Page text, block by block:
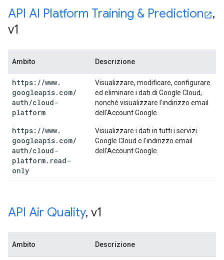
API AI Platform Training & Prediction
,
v1
Ambito Descrizione
https: //www.
googleapis. com/
auth/cloud-
platform
Visualizzare, modificare, configurare
ed eliminare i dati di Google Cloud,
nonché visualizzare l'indirizzo email
dell'Account Google.
https: //www.
googleapis. com/
auth/cloud-
platform. read-
only
Visualizzare i dati in tutti i servizi
Google Cloud e l'indirizzo email
dell'Account Google.
API Air Quality, v1
Ambito Descrizione